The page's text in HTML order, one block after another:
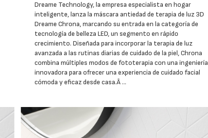
Dreame Technology, la empresa especialista en hogar
inteligente, lanza la máscara antiedad de terapia de luz 3D
Dreame Chrona, marcando su entrada en la categoría de
tecnología de belleza LED, un segmento en rápido
crecimiento. Diseñada para incorporar la terapia de luz
avanzada a las rutinas diarias de cuidado de la piel, Chrona
combina múltiples modos de fototerapia con una ingeniería
innovadora para ofrecer una experiencia de cuidado facial
cómoda y eficaz desde casa.Â …